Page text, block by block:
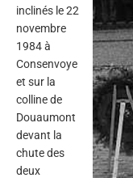
inclinés le 22
novembre
1984 à
Consenvoye
et sur la
colline de
Douaumont
devant la
chute des
deux